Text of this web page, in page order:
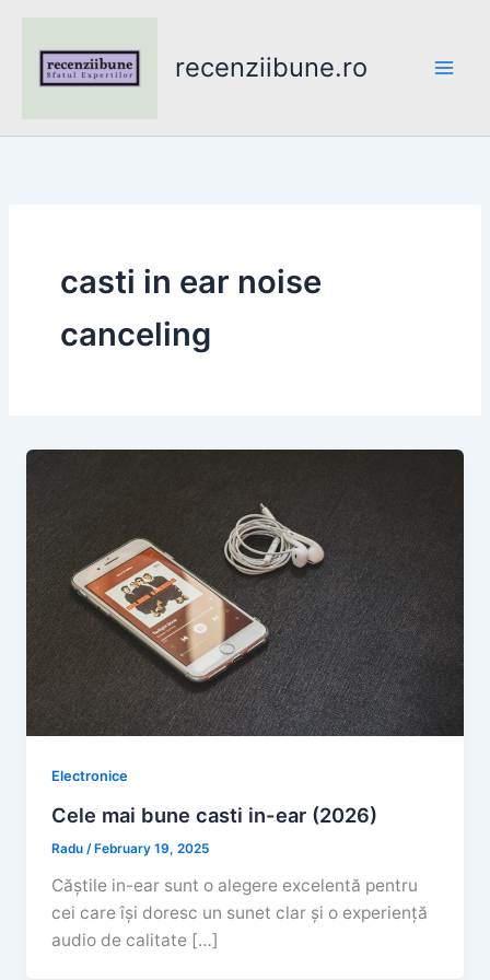
content
recenziibune.ro
casti in ear noise
canceling
Electronice
Cele mai bune casti in-ear (2026)
Radu /February 19, 2025
Căștile in-ear sunt o alegere excelentă pentru
cei care își doresc un sunet clar și o experiență
audio de calitate […]